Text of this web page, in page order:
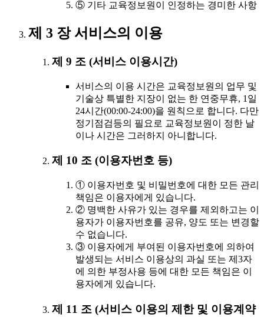
⑤ 기타 교육정보원이 인정하는 경미한 사항
제 3 장 서비스의 이용
제 9 조 (서비스 이용시간)
서비스의 이용 시간은 교육정보원의 업무 및
기술상 특별한 지장이 없는 한 연중무휴, 1일
24시간(00:00-24:00)을 원칙으로 합니다. 다만
정기점검등의 필요로 교육정보원이 정한 날
이나 시간은 그러하지 아니합니다.
제 10 조 (이용자번호 등)
① 이용자번호 및 비밀번호에 대한 모든 관리
책임은 이용자에게 있습니다.
② 명백한 사유가 있는 경우를 제외하고는 이
용자가 이용자번호를 공유, 양도 또는 변경할
수 없습니다.
③ 이용자에게 부여된 이용자번호에 의하여
발생되는 서비스 이용상의 과실 또는 제3자
에 의한 부정사용 등에 대한 모든 책임은 이
용자에게 있습니다.
제 11 조 (서비스 이용의 제한 및 이용계약